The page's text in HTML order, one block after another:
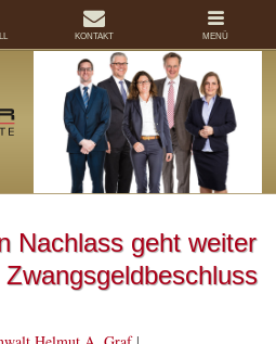
Nachlass geht weiter
KONTAKT MENÜ